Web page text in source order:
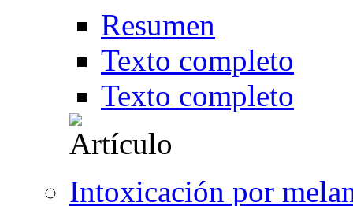
Resumen
Texto completo
Texto completo
Intoxicación por